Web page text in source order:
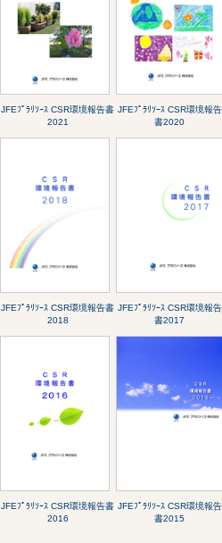
JFEﾌﾟﾗﾘｿｰｽ CSR環境報告書
2021
JFEﾌﾟﾗﾘｿｰｽ CSR環境報告
書2020
JFEﾌﾟﾗﾘｿｰｽ CSR環境報告書
2018
JFEﾌﾟﾗﾘｿｰｽ CSR環境報告
書2017
JFEﾌﾟﾗﾘｿｰｽ CSR環境報告書
2016
JFEﾌﾟﾗﾘｿｰｽ CSR環境報告
書2015